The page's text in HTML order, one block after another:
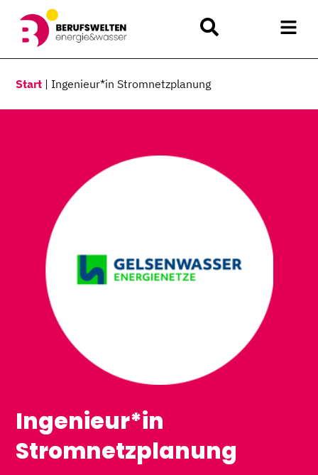
Start | Ingenieur*in Stromnetzplanung
Ingenieur*in
Stromnetzplanung